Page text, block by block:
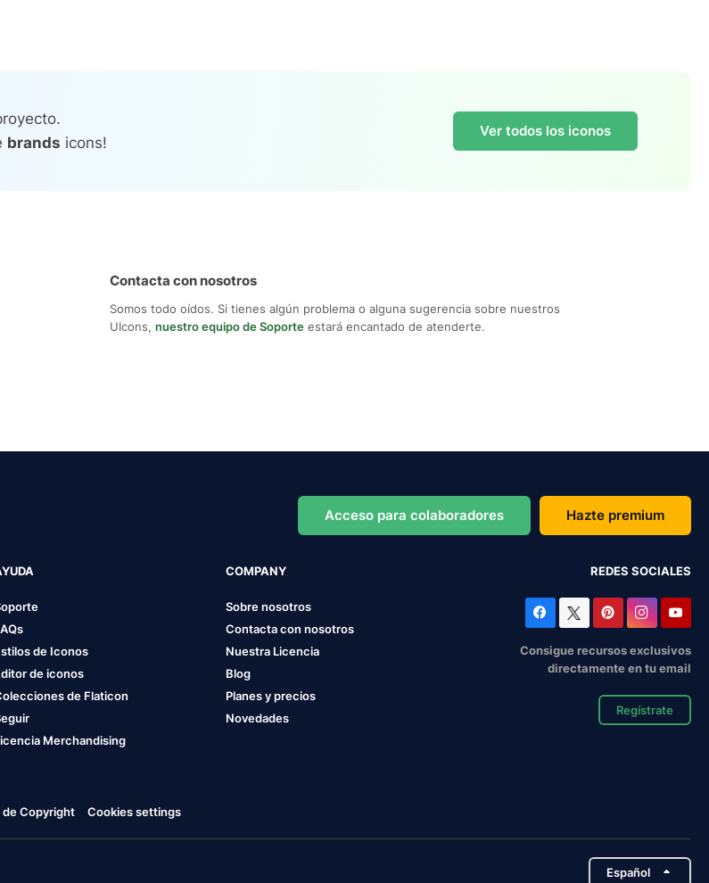
brands icons!
Ver todos los iconos
Contacta con nosotros
Somos todo oídos. Si tienes algún problema o alguna sugerencia sobre nuestros
UIcons, nuestro equipo de Soporte estará encantado de atenderte.
Acceso para colaboradores Hazte premium
de Iconos
de iconos
de Flaticon
Merchandising
COMPANY
Sobre nosotros
Contacta con nosotros
Nuestra Licencia
Blog
Planes y precios
Novedades
REDES SOCIALES
Consigue recursos exclusivos
directamente en tu email
Regístrate
Copyright Cookies settings
Español